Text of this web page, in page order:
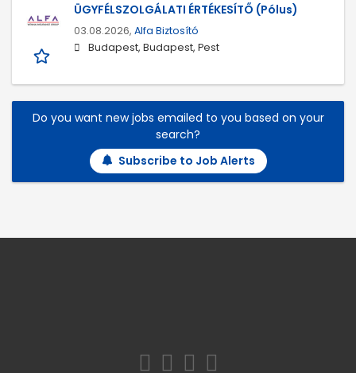
ÜGYFÉLSZOLGÁLATI ÉRTÉKESÍTŐ (Pólus)
03.08.2026, Alfa Biztosító
Budapest, Budapest, Pest
Do you want new jobs emailed to you based on your
search?
Subscribe to Job Alerts